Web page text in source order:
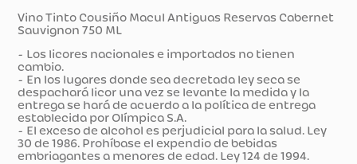
Vino Tinto Cousiño Macul Antiguas Reservas Cabernet
Sauvignon 750 ML
- Los licores nacionales e importados no tienen
cambio.
- En los lugares donde sea decretada ley seca se
despachará licor una vez se levante la medida y la
entrega se hará de acuerdo a la política de entrega
establecida por Olímpica S.A.
- El exceso de alcohol es perjudicial para la salud. Ley
30 de 1986. Prohíbase el expendio de bebidas
embriagantes a menores de edad. Ley 124 de 1994.